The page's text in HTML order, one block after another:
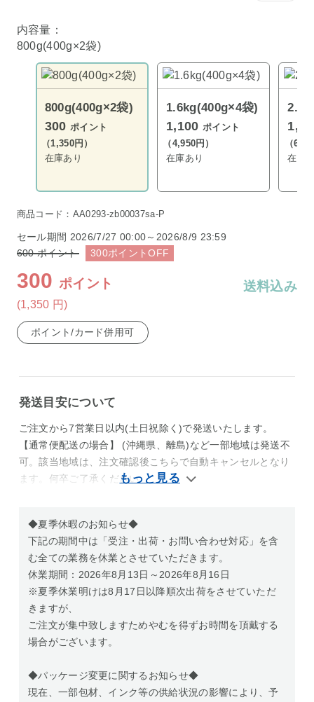
内容量：
800g(400g×2袋)
800g(400g×2袋)
300ポイント
（1,350円）
在庫あり
1.6kg(400g×4袋)
1,100 ポイント
（4,950円）
在庫あり
（
在庫
商品コード：AA0293-zb00037sa-P
セール期間 2026/7/27 00:00～2026/8/9 23:59
600ポイント 300ポイントOFF
300ポイント
(1,350 円)
送料込み
ポイント/カード併用可
発送目安について
ご注文から7営業日以内(土日祝除く)で発送いたします。
【通常便配送の場合】 (沖縄県、離島)など一部地域は発送不
可。該当地域は、注文確認後こちらで自動キャンセルとなり
ます。何卒ご了承ください
◆夏季休暇のお知らせ◆
下記の期間中は「受注・出荷・お問い合わせ対応」を含
む全ての業務を休業とさせていただきます。
休業期間：2026年8月13日～2026年8月16日
※夏季休業明けは8月17日以降順次出荷をさせていただ
きますが、
ご注文が集中致しますためやむを得ずお時間を頂戴する
場合がございます。
◆パッケージ変更に関するお知らせ◆
現在、一部包材、インク等の供給状況の影響により、予